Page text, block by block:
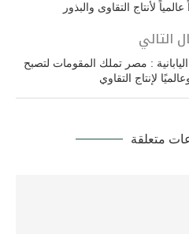
لأنتاج التقاوى والبذور
التالي
: مصر تملك المقومات لتصبح
لإنتاج التقاوي
متعلقة